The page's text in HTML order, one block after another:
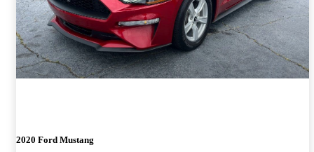
2020 Ford Mustang